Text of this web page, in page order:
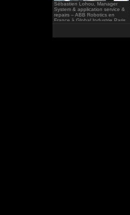
Sébastien Lohou, Manager
System & application service &
repairs – ABB Robotics en
France à Global Industrie Paris